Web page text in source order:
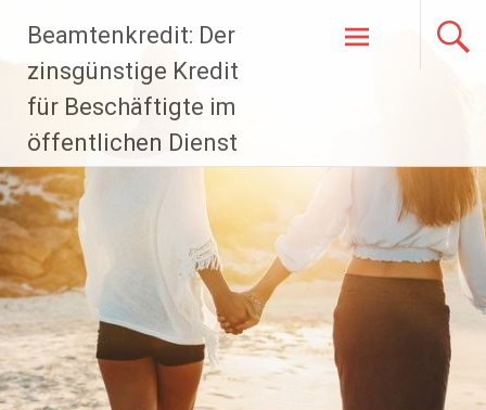
Inhalt
springen
Beamtenkredit: Der
zinsgünstige Kredit
für Beschäftigte im
öffentlichen Dienst